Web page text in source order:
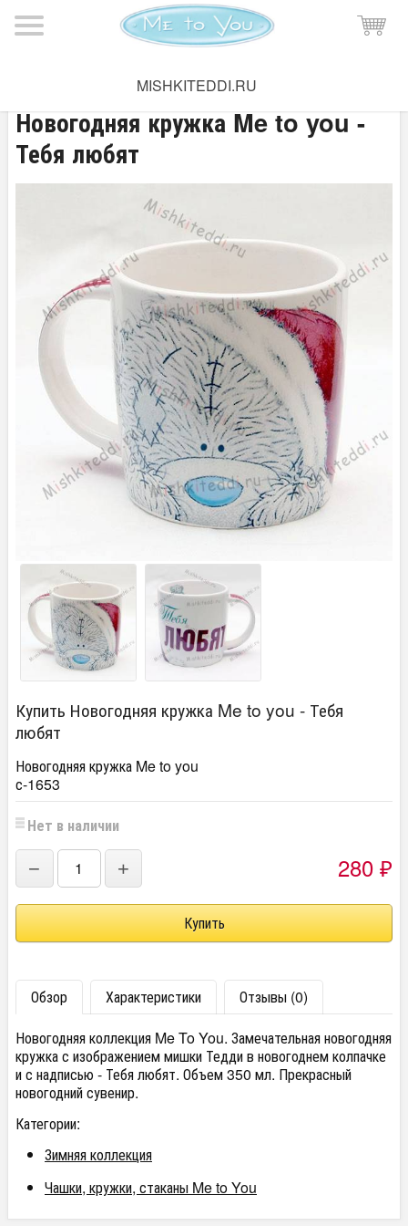
MISHKITEDDI.RU
Новогодняя кружка Me to you -
Тебя любят
Купить Новогодняя кружка Me to you - Тебя
любят
Новогодняя кружка Me to you
с-1653
Нет в наличии
− + 280 ₽
Обзор Характеристики
Отзывы (0)
Новогодняя коллекция Me To You. Замечательная новогодняя
кружка с изображением мишки Тедди в новогоднем колпачке
и с надписью - Тебя любят. Объем 350 мл. Прекрасный
новогодний сувенир.
Категории:
Зимняя коллекция
Чашки, кружки, стаканы Me to You